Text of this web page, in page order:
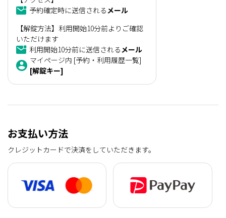
予約確定時に送信されるメール
【解錠方法】利用開始10分前よりご確認
いただけます
利用開始10分前に送信されるメール
マイページ内 [予約・利用履歴一覧]
[解錠キー]
お支払い方法
クレジットカードで決済をしていただきます。